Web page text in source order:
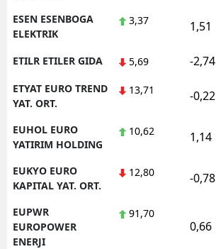
ESEN ESENBOGA
ELEKTRIK
3,37 1,51
ETILR ETILER GIDA 5,69 -2,74
ETYAT EURO TREND
YAT. ORT.
13,71 -0,22
EUHOL EURO
YATIRIM HOLDING
10,62 1,14
EUKYO EURO
KAPITAL YAT. ORT.
12,80 -0,78
EUPWR
EUROPOWER
ENERJI
91,70
0,66